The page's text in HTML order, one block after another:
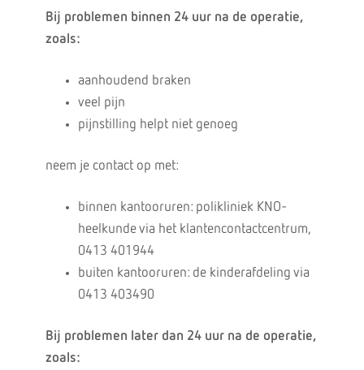
Bij problemen binnen 24 uur na de operatie,
zoals:
aanhoudend braken
veel pijn
pijnstilling helpt niet genoeg
neem je contact op met:
binnen kantooruren: polikliniek KNO-
heelkunde via het klantencontactcentrum,
0413 401944
buiten kantooruren: de kinderafdeling via
0413 403490
Bij problemen later dan 24 uur na de operatie,
zoals: